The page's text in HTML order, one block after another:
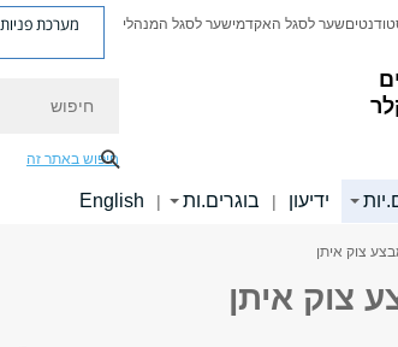
שער לסגל האקדמישער לסגל המנהלי מערכת פניות
חיפוש באתר זה
ידיעון | בוגרים.ות |
English
צוק איתן
צוק איתן